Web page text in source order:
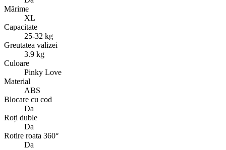
Mărime
XL
Capacitate
25-32 kg
Greutatea valizei
3.9 kg
Culoare
Pinky Love
Material
ABS
Blocare cu cod
Da
Roți duble
Da
Rotire roata 360°
Da